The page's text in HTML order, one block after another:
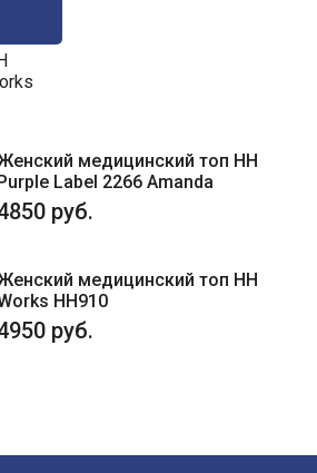
медицинский топ HH
Label 2266 Amanda
руб.
медицинский топ HH
HH910
руб.